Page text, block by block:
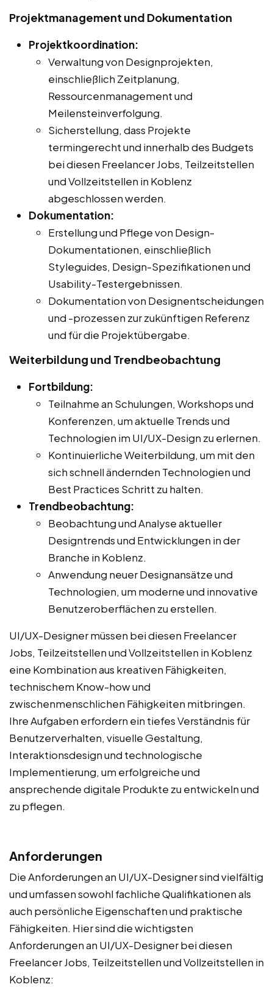
Projektmanagement und Dokumentation
Projektkoordination:
Verwaltung von Designprojekten,
einschließlich Zeitplanung,
Ressourcenmanagement und
Meilensteinverfolgung.
Sicherstellung, dass Projekte
termingerecht und innerhalb des Budgets
bei diesen Freelancer Jobs, Teilzeitstellen
und Vollzeitstellen in Koblenz
abgeschlossen werden.
Dokumentation:
Erstellung und Pflege von Design-
Dokumentationen, einschließlich
Styleguides, Design-Spezifikationen und
Usability-Testergebnissen.
Dokumentation von Designentscheidungen
und -prozessen zur zukünftigen Referenz
und für die Projektübergabe.
Weiterbildung und Trendbeobachtung
Fortbildung:
Teilnahme an Schulungen, Workshops und
Konferenzen, um aktuelle Trends und
Technologien im UI/UX-Design zu erlernen.
Kontinuierliche Weiterbildung, um mit den
sich schnell ändernden Technologien und
Best Practices Schritt zu halten.
Trendbeobachtung:
Beobachtung und Analyse aktueller
Designtrends und Entwicklungen in der
Branche in Koblenz.
Anwendung neuer Designansätze und
Technologien, um moderne und innovative
Benutzeroberflächen zu erstellen.
UI/UX-Designer müssen bei diesen Freelancer
Jobs, Teilzeitstellen und Vollzeitstellen in Koblenz
eine Kombination aus kreativen Fähigkeiten,
technischem Know-how und
zwischenmenschlichen Fähigkeiten mitbringen.
Ihre Aufgaben erfordern ein tiefes Verständnis für
Benutzerverhalten, visuelle Gestaltung,
Interaktionsdesign und technologische
Implementierung, um erfolgreiche und
ansprechende digitale Produkte zu entwickeln und
zu pflegen.
Anforderungen
Die Anforderungen an UI/UX-Designer sind vielfältig
und umfassen sowohl fachliche Qualifikationen als
auch persönliche Eigenschaften und praktische
Fähigkeiten. Hier sind die wichtigsten
Anforderungen an UI/UX-Designer bei diesen
Freelancer Jobs, Teilzeitstellen und Vollzeitstellen in
Koblenz: